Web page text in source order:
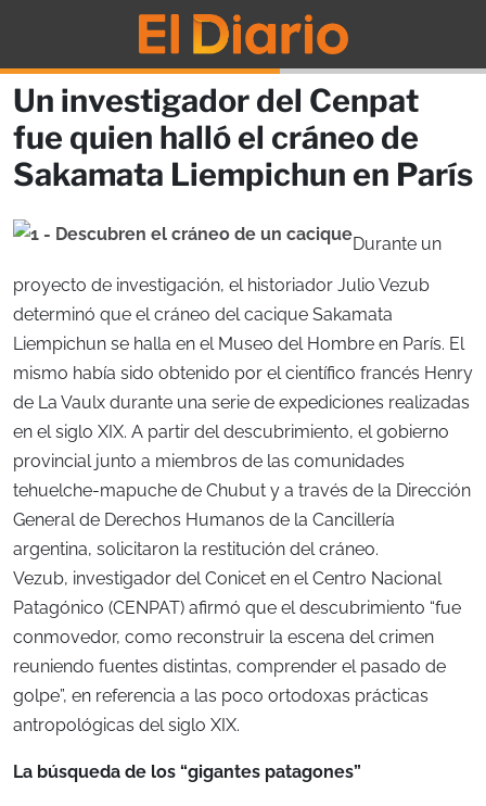
Un investigador del Cenpat
fue quien halló el cráneo de
Sakamata Liempichun en París
Durante un
proyecto de investigación, el historiador Julio Vezub
determinó que el cráneo del cacique Sakamata
Liempichun se halla en el Museo del Hombre en París. El
mismo había sido obtenido por el científico francés Henry
de La Vaulx durante una serie de expediciones realizadas
en el siglo XIX. A partir del descubrimiento, el gobierno
provincial junto a miembros de las comunidades
tehuelche-mapuche de Chubut y a través de la Dirección
General de Derechos Humanos de la Cancillería
argentina, solicitaron la restitución del cráneo.
Vezub, investigador del Conicet en el Centro Nacional
Patagónico (CENPAT) afirmó que el descubrimiento “fue
conmovedor, como reconstruir la escena del crimen
reuniendo fuentes distintas, comprender el pasado de
golpe”, en referencia a las poco ortodoxas prácticas
antropológicas del siglo XIX.
La búsqueda de los “gigantes patagones”